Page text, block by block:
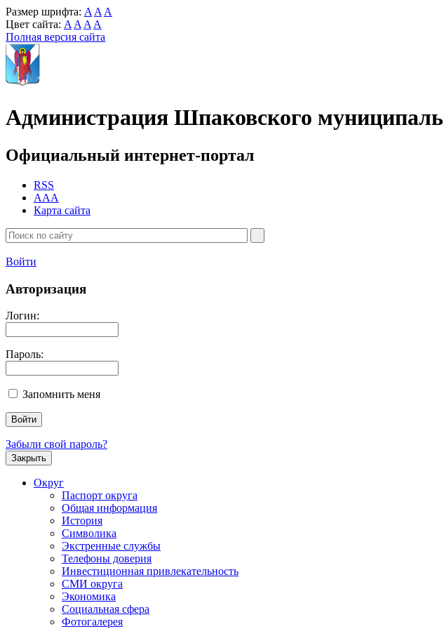
Размер шрифта: A A A
Цвет сайта: A A A A
Полная версия сайта
Администрация Шпаковского
Официальный интернет-портал
RSS
AAA
Карта сайта
Войти
Авторизация
Логин:
Пароль:
Запомнить меня
Забыли свой пароль?
Закрыть
Округ
Паспорт округа
Общая информация
История
Символика
Экстренные службы
Телефоны доверия
Инвестиционная привлекательность
СМИ округа
Экономика
Социальная сфера
Фотогалерея